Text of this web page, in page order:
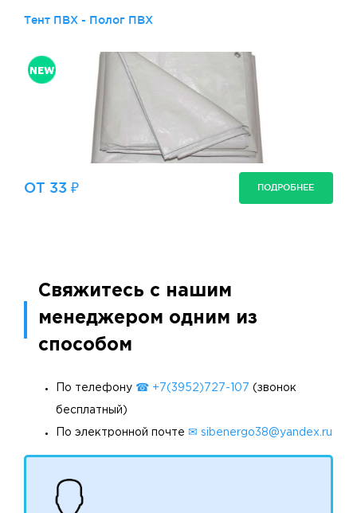
Тент ПВХ - Полог ПВХ
ОТ 33 ₽ ПОДРОБНЕЕ
Свяжитесь с нашим
менеджером одним из
способом
По телефону ☎ +7(3952)727-107 (звонок
бесплатный)
По электронной почте ✉ sibenergo38@yandex.ru